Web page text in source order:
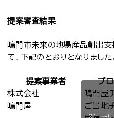
提案審査結果
鳴門市未来の地場産品創出
て、下記のとおりとなりました
提案事業者 プロ
株式会社
鳴門屋
鳴門屋
ご当地
スクロール